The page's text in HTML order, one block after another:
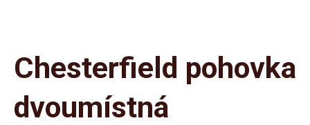
Chesterfield pohovka
dvoumístná